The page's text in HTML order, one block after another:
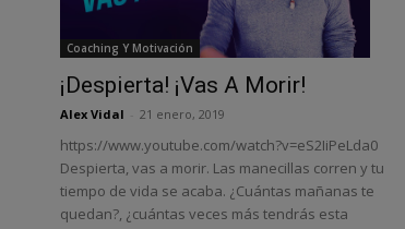
Coaching Y Motivación
¡Despierta! ¡Vas A Morir!
Alex Vidal 21 enero, 2019
https://www.youtube.com/watch?v=eS2IiPeLda0
Despierta, vas a morir. Las manecillas corren y tu
tiempo de vida se acaba. ¿Cuántas mañanas te
quedan?, ¿cuántas veces más tendrás esta